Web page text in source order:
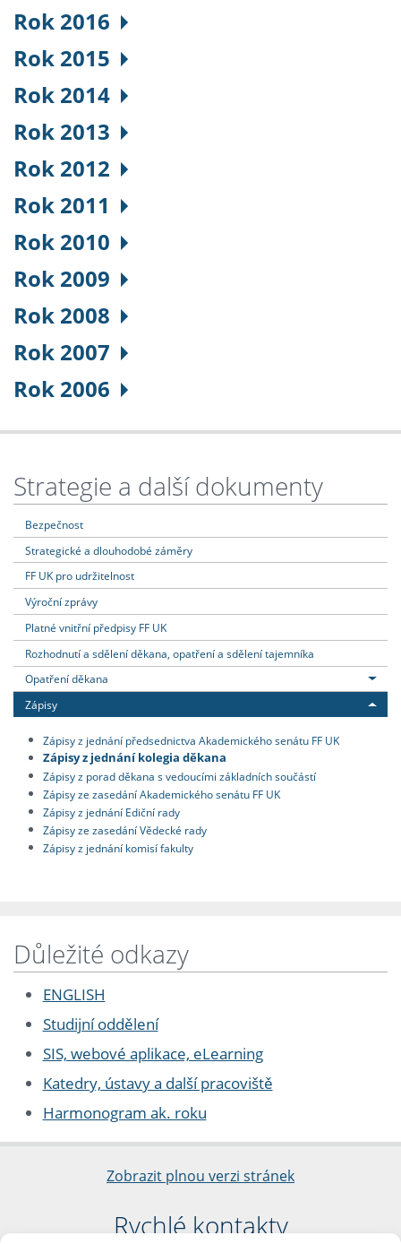
Rok 2016
Rok 2015
Rok 2014
Rok 2013
Rok 2012
Rok 2011
Rok 2010
Rok 2009
Rok 2008
Rok 2007
Rok 2006
Strategie a další dokumenty
Bezpečnost
Strategické a dlouhodobé záměry
FF UK pro udržitelnost
Výroční zprávy
Platné vnitřní předpisy FF UK
Rozhodnutí a sdělení děkana, opatření a sdělení tajemníka
Opatření děkana
Zápisy
Zápisy z jednání předsednictva Akademického senátu FF UK
Zápisy z jednání kolegia děkana
Zápisy z porad děkana s vedoucími základních součástí
Zápisy ze zasedání Akademického senátu FF UK
Zápisy z jednání Ediční rady
Zápisy ze zasedání Vědecké rady
Zápisy z jednání komisí fakulty
Důležité odkazy
ENGLISH
Studijní oddělení
SIS, webové aplikace, eLearning
Katedry, ústavy a další pracoviště
Harmonogram ak. roku
Zobrazit plnou verzi stránek
Rychlé kontakty